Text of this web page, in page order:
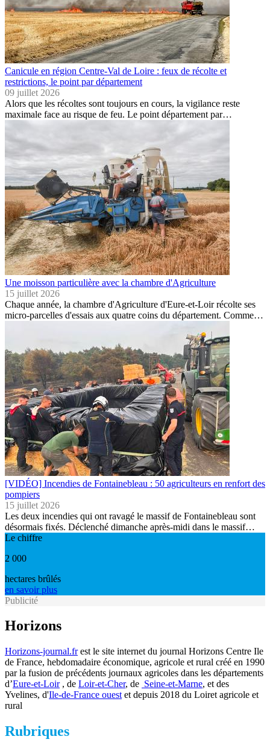
Canicule en région Centre-Val de Loire : feux de récolte et
restrictions, le point par département
09 juillet 2026
Alors que les récoltes sont toujours en cours, la vigilance reste
maximale face au risque de feu. Le point département par…
Une moisson particulière avec la chambre d'Agriculture
15 juillet 2026
Chaque année, la chambre d'Agriculture d'Eure-et-Loir récolte ses
micro-parcelles d'essais aux quatre coins du département. Comme…
[VIDÉO] Incendies de Fontainebleau : 50 agriculteurs en renfort des
pompiers
15 juillet 2026
Les deux incendies qui ont ravagé le massif de Fontainebleau sont
désormais fixés. Déclenché dimanche après-midi dans le massif…
Le chiffre
2 000
hectares brûlés
en savoir plus
Publicité
Horizons
Horizons-journal.frest le site internet du journal Horizons Centre Ile
de France, hebdomadaire économique, agricole et rural créé en 1990
par la fusion de précédents journaux agricoles dans les départements
d’Eure-et-Loir, de Loir-et-Cher, de Seine-et-Marne, et des
Yvelines, d'Ile-de-France ouest et depuis 2018 du Loiret agricole et
rural
Rubriques